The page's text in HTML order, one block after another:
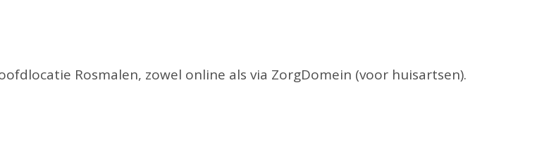
Rosmalen, zowel online als via ZorgDomein (voor huisartsen).